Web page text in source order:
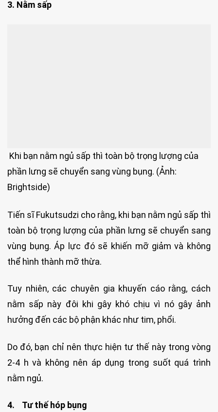
3. Nằm sấp
Khi bạn nằm ngủ sấp thì toàn bộ trọng lượng của
phần lưng sẽ chuyển sang vùng bụng. (Ảnh:
Brightside)
Tiến sĩ Fukutsudzi cho rằng, khi bạn nằm ngủ sấp thì
toàn bộ trọng lượng của phần lưng sẽ chuyển sang
vùng bụng. Áp lực đó sẽ khiến mỡ giảm và không
thể hình thành mỡ thừa.
Tuy nhiên, các chuyên gia khuyến cáo rằng, cách
nằm sấp này đôi khi gây khó chịu vì nó gây ảnh
hưởng đến các bộ phận khác như tim, phổi.
Do đó, bạn chỉ nên thực hiện tư thế này trong vòng
2-4 h và không nên áp dụng trong suốt quá trình
nằm ngủ.
4. Tư thế hóp bụng